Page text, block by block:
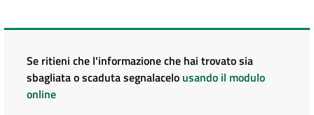
Se ritieni che l'informazione che hai trovato sia
sbagliata o scaduta segnalacelo usando il modulo
online